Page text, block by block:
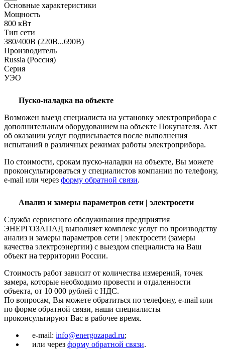
Основные характеристики
Мощность
800 кВт
Тип сети
380/400В (220В...690В)
Производитель
Russia (Россия)
Серия
УЭО
Пуско-наладка на объекте
Возможен выезд специалиста на установку электроприбора с
дополнительным оборудованием на объекте Покупателя. Акт
об оказании услуг подписывается после выполнения
испытаний в различных режимах работы электроприбора.
По стоимости, срокам пуско-наладки на объекте, Вы можете
проконсультироваться у специалистов компании по телефону,
e-mail или через форму обратной связи.
Анализ и замеры параметров сети | электросети
Служба сервисного обслуживания предприятия
ЭНЕРГОЗАПАД выполняет комплекс услуг по производству
анализ и замеры параметров сети | электросети (замеры
качества электроэнергии) с выездом специалиста на Ваш
объект на территории России.
Стоимость работ зависит от количества измерений, точек
замера, которые необходимо провести и отдаленности
объекта, от 10 000 рублей с НДС.
По вопросам, Вы можете обратиться по телефону, e-mail или
по форме обратной связи, наши специалисты
проконсультируют Вас в рабочее время.
e-mail: info@energozapad.ru;
или через форму обратной связи.